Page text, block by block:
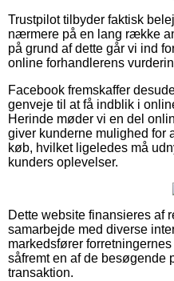
Trustpilot tilbyder faktisk
nærmere på en lang række
på grund af dette går vi ind
online forhandlerens
Facebook fremskaffer
genveje til at få indblik i
Herinde møder vi en del
giver kunderne mulighed for
køb, hvilket ligeledes må
kunders oplevelser.
Dette website finansieres af
samarbejde med diverse
markedsfører
såfremt en af de besøgende
transaktion.